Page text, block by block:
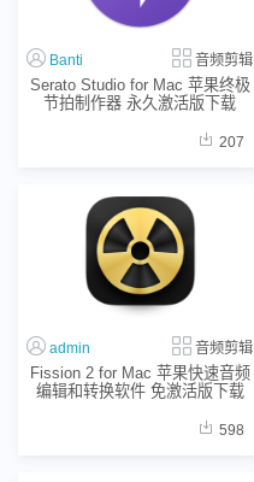
Banti 音频剪辑
Serato Studio for Mac 苹果终极
节拍制作器 永久激活版下载
207
admin 音频剪辑
Fission 2 for Mac 苹果快速音频
编辑和转换软件 免激活版下载
598